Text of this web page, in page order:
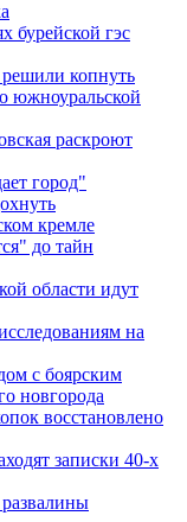
бурейской гэс
копнуть
южноуральской
раскроют
город"
кремле
до тайн
области идут
на
с боярским
новгорода
восстановлено
записки 40-х